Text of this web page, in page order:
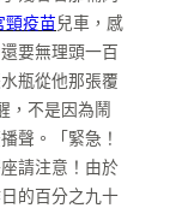
頸疫苗兒車，感
要無理頭一百
瓶從他那張覆
，不是因為鬧
聲。「緊急！
請注意！由於
的百分之九十